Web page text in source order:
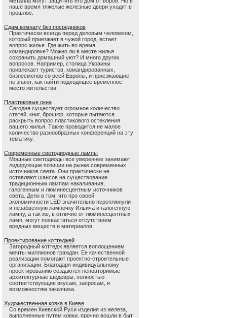
наше время тяжелые железные двери уходят в
прошлое.
Сдам комнату без посредников
Практически всегда перед деловым человеком,
который приезжает в чужой город, встает
вопрос жилья. Где жить во время
командировке? Можно ли в месте жилья
сохранить домашний уют? И много других
вопросов. Например, столица Украины
привлекает туристов, командированных,
бизнесменов со всей Европы, и приезжающие
не знают, как найти подходящее временное
место жительства.
Пластиковые окна
Сегодня существует огромное количество
статей, книг, брошюр, которые пытаются
раскрыть вопрос пластикового остекления
вашего жилья. Также проводится не малое
количество разнообразных конференций на эту
тематику.
Современные светодиодные лампы
Мощные светодиоды все увереннее занимают
лидирующие позиции на рынке современных
источников света. Они практически не
оставляют шансов на существование
традиционным лампам накаливания,
галогенным и люминесцентным источников
света. Дело в том, что про своей
экономичности LED значительно переплюнули
и незабвенную лампочку Ильича и галогенную
лампу, а так же, в отличие от люминесцентных
ламп, могут похвастаться отсутствием
вредных веществ и материалов.
Проектирование коттеджей
Загородный коттедж является воплощением
мечты миллионов граждан. Ее качественной
реализации помогают проектно-строительные
организации. Благодаря индивидуальному
проектированию создаются неповторимые
архитектурные шедевры, полностью
соответствующие вкусам, запросам, и
возможностям заказчика.
Художественная ковка в Киеве
Со времен Киевской Руси изделия из железа,
выполненные путем ковки, прочно вошли в быт